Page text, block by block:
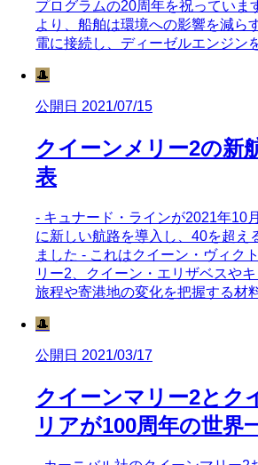
プログラムの20周年を祝っていま
より、船舶は環境への影響を減ら
電に接続し、ディーゼルエンジン
🎩
公開日 2021/07/15
クイーンメリー2の新
表
- キュナード・ラインが2021年10
に新しい航路を導入し、40を超え
ました - これはクイーン・ヴィク
リー2、クイーン・エリザベスや
旅程や寄港地の変化を把握する材
🎩
公開日 2021/03/17
クイーンマリー2とク
リアが100周年の世界